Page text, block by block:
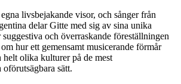
livsbejakande visor, och sånger från
delar Gitte med sig av sina unika
och överraskande föreställningen
hur ett gemensamt musicerande förmår
olika kulturer på de mest
sätt.